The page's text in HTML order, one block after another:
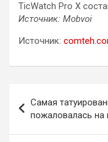
TicWatch Pro X
Источник: Mobvoi
Источник:
по
записям
Самая
пожаловалась на